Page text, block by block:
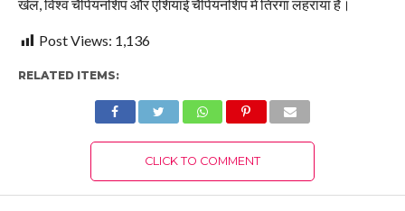
खेल, विश्व चैंपियनशिप और एशियाई चैंपियनशिप में तिरंगा लहराया है।
Post Views: 1,136
RELATED ITEMS:
CLICK TO COMMENT